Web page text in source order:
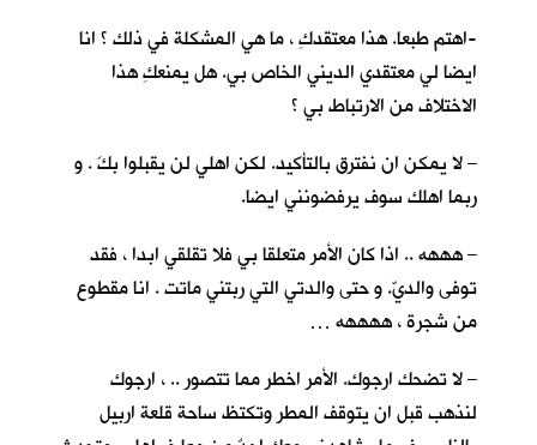
-اهتم طبعا. هذا معتقدكِ ، ما هي المشكلة في ذلك ؟ انا
ايضا لي معتقدي الديني الخاص بي. هل يمنعكِ هذا
الاختلاف من الارتباط بي ؟
– لا يمكن ان نفترق بالتأكيد. لكن اهلي لن يقبلوا بكَ . و
ربما اهلك سوف يرفضونني ايضا.
– هههه .. اذا كان الأمر متعلقا بي فلا تقلقي ابدا ، فقد
توفى والديّ. و حتى والدتي التي ربتني ماتت . انا مقطوع
من شجرة ، ههههه …
– لا تضحك ارجوك. الأمر اخطر مما تتصور .. ، ارجوك
لنذهب قبل ان يتوقف المطر وتكتظ ساحة قلعة اربيل